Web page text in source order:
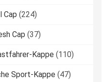
Cap (224)
Cap (37)
Kappe (110)
Sport-Kappe (47)